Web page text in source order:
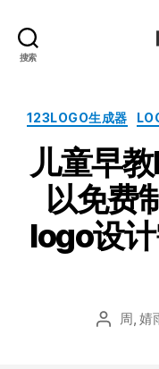
搜索
123LOGO生成器
儿童早
以免费
logo设
文
周, 婧